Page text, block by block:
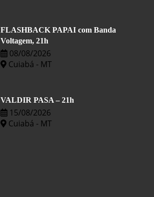
FLASHBACK PAPAI com Banda
Voltagem, 21h
08/08/2026
Cuiabá - MT
VALDIR PASA – 21h
15/08/2026
Cuiabá - MT